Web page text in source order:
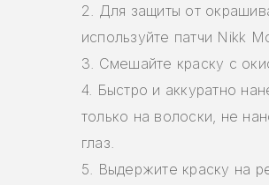
2. Для защиты от
используйте патчи Nikk
3. Смешайте краску с
4. Быстро и аккуратно
только на волоски, не
глаз.
5. Выдержите краску на